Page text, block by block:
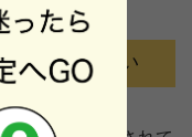
却はできない